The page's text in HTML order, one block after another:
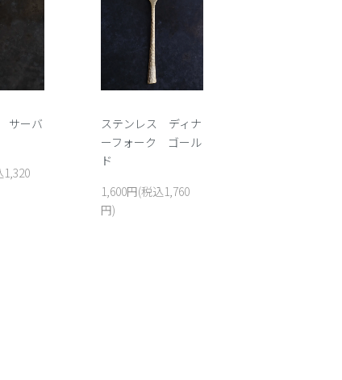
サーバ
1,320
ステンレス ディナ
ーフォーク ゴール
ド
1,600円(税込1,760
円)